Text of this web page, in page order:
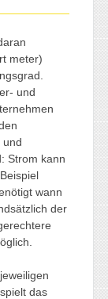
meter)
und
und
Strom kann
wann
der
das